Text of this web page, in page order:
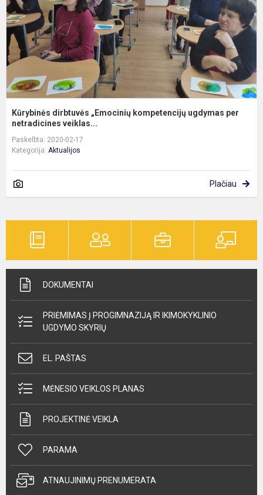
Kūrybinės dirbtuvės „Emocinių kompetencijų ugdymas per
netradicines veiklas...
Paskelbta: 2020-02-17
Kategorija: Aktualijos
Plačiau
DOKUMENTAI
PRIĖMIMAS Į PROGIMNAZIJĄ IR IKIMOKYKLINIO
UGDYMO SKYRIŲ
EL. PAŠTAS
MĖNESIO VEIKLOS PLANAS
PROJEKTINĖ VEIKLA
PARAMA
ATNAUJINIMŲ PRENUMERATA